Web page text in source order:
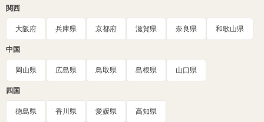
関西
大阪府 兵庫県 京都府 滋賀県 奈良県 和歌山県
中国
岡山県 広島県 鳥取県 島根県 山口県
四国
徳島県 香川県 愛媛県 高知県